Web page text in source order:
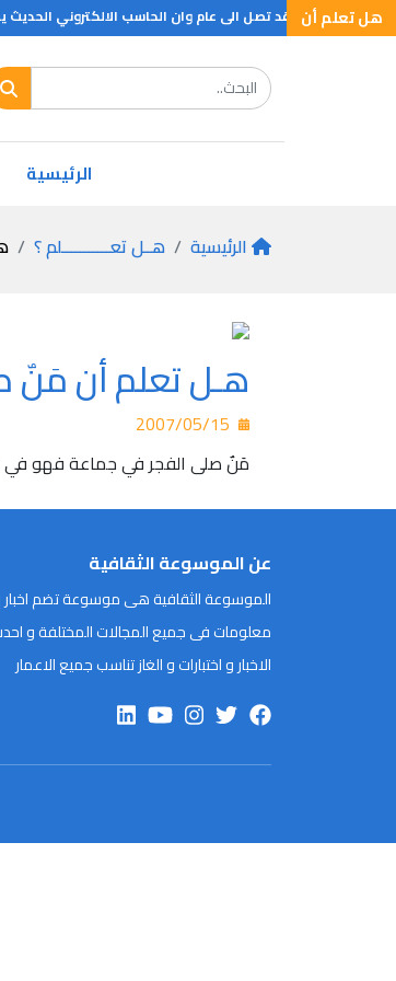
هل تعلم أن
الى عام وان الحاسب الالكتروني الحديث يستطيع ان يحل 240 الف عملية في
الرئيسية
الرئيسية هــل تعـــــــــــلم ؟
هـل تعلم أن مَنٌ
مَنٌ صلى الفجر في جماعة فهو في
عن الموسوعة الثقافية
الموسوعة الثقافية هى موسوعة تضم
معلومات فى جميع المجالات المختلفة و
الاخبار و اختبارات و الغاز تناسب جميع الاعمار